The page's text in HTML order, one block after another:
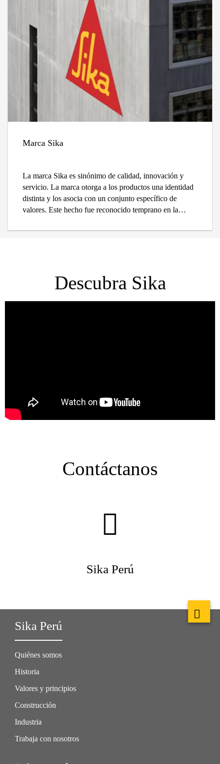
Marca Sika
La marca Sika es sinónimo de calidad, innovación y
servicio. La marca otorga a los productos una identidad
distinta y los asocia con un conjunto específico de
valores. Este hecho fue reconocido temprano en la
acuñó el nombre de la compañía y diseñó su logotipo.
Descubra Sika
Contáctanos
Sika Perú
Sika Perú
Quiénes somos
Historia
Valores y principios
Construcción
Industria
Trabaja con nosotros